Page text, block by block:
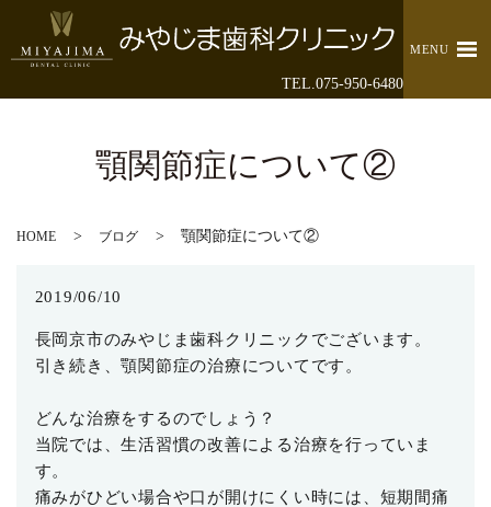
TEL.075-950-6480
MENU
顎関節症について②
HOME ブログ 顎関節症について②
2019/06/10
長岡京市のみやじま歯科クリニックでございます。
引き続き、顎関節症の治療についてです。
どんな治療をするのでしょう？
当院では、生活習慣の改善による治療を行っていま
す。
痛みがひどい場合や口が開けにくい時には、短期間痛